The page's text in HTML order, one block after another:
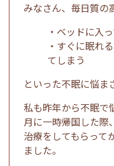
みなさん、毎日質の
・ベッドに入
・すぐに眠れ
てしまう
といった不眠に悩ま
私も昨年から不眠で
月に一時帰国した際
治療をしてもらって
ました。